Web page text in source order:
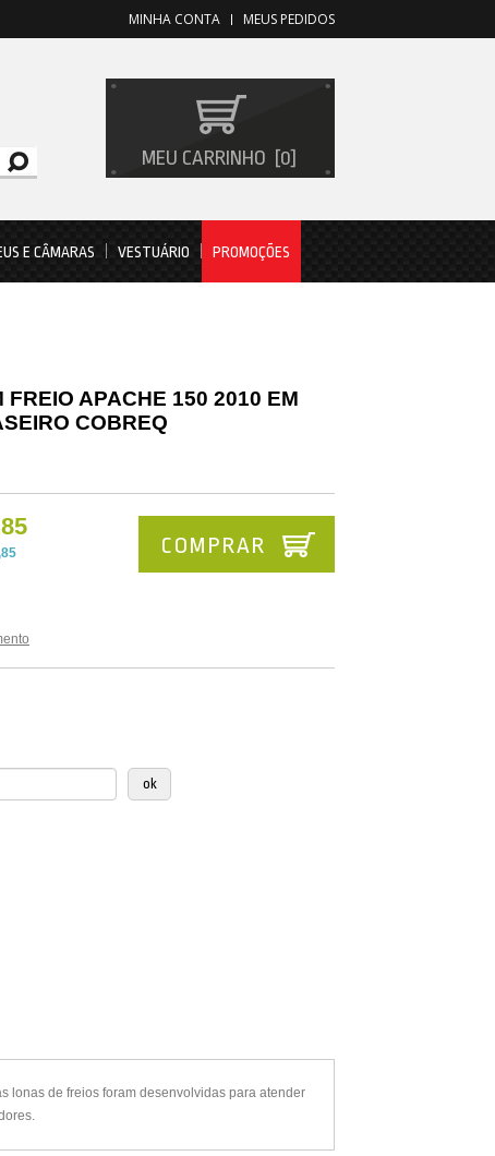
MEUS PEDIDOS
MINHA CONTA
MEU CARRINHO 0
E CÂMARAS VESTUÁRIO PROMOÇÕES
FREIO APACHE 150 2010 EM
COBREQ
COMPRAR
lonas de freios foram desenvolvidas para atender